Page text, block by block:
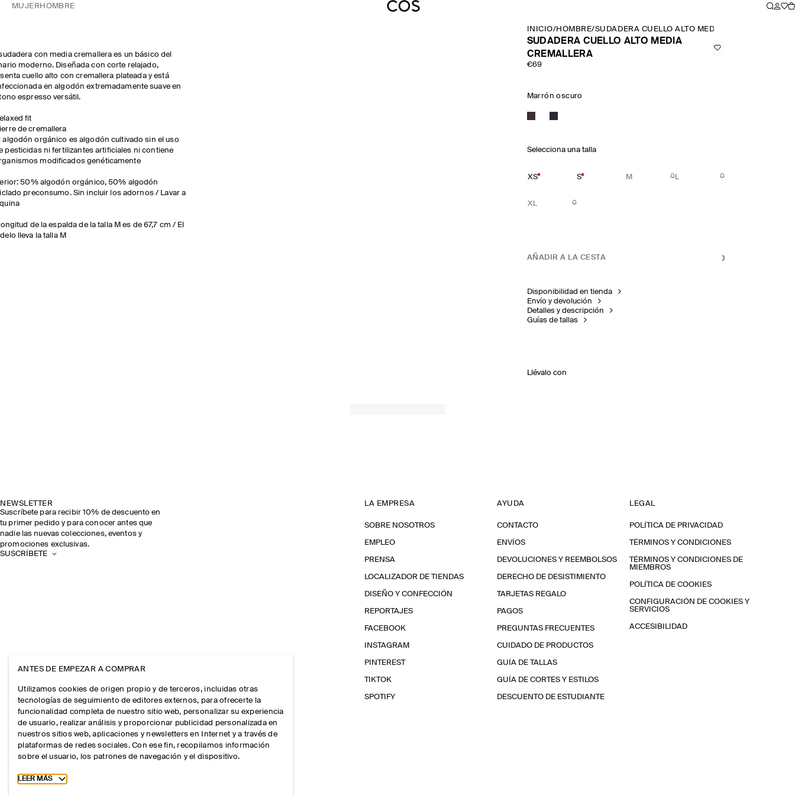
MUJER HOMBRE
con media cremallera es un básico del
moderno. Diseñada con corte relajado,
cuello alto con cremallera plateada y está
en algodón extremadamente suave en
espresso versátil.
fit
de cremallera
algodón orgánico es algodón cultivado sin el uso
pesticidas ni fertilizantes artificiales ni contiene
modificados genéticamente
50% algodón orgánico, 50% algodón
preconsumo. Sin incluir los adornos / Lavar a
de la espalda de la talla M es de 67,7 cm / El
lleva la talla M
INICIO/HOMBRE/SUDADERA CUELLO ALTO MEDIA CREMALLERA
SUDADERA CUELLO ALTO MEDIA
CREMALLERA
€69
Marrón oscuro
Selecciona una talla
XS S M L
XL
AÑADIR A LA CESTA
Disponibilidad en tienda
Envío y devolución
Detalles y descripción
Guías de tallas
Llévalo con
NEWSLETTER
Suscríbete para recibir 10% de descuento en
tu primer pedido y para conocer antes que
nadie las nuevas colecciones, eventos y
promociones exclusivas.
SUSCRÍBETE
LA EMPRESA
SOBRE NOSOTROS
EMPLEO
PRENSA
LOCALIZADOR DE TIENDAS
DISEÑO Y CONFECCIÓN
REPORTAJES
FACEBOOK
INSTAGRAM
PINTEREST
TIKTOK
SPOTIFY
AYUDA
CONTACTO
ENVÍOS
DEVOLUCIONES Y REEMBOLSOS
DERECHO DE DESISTIMIENTO
TARJETAS REGALO
PAGOS
PREGUNTAS FRECUENTES
CUIDADO DE PRODUCTOS
GUÍA DE TALLAS
GUÍA DE CORTES Y ESTILOS
DESCUENTO DE ESTUDIANTE
LEGAL
POLÍTICA DE PRIVACIDAD
TÉRMINOS Y CONDICIONES
TÉRMINOS Y CONDICIONES DE
MIEMBROS
POLÍTICA DE COOKIES
CONFIGURACIÓN DE COOKIES Y
SERVICIOS
ACCESIBILIDAD
ANTES DE EMPEZAR A COMPRAR
Utilizamos cookies de origen propio y de terceros, incluidas otras
tecnologías de seguimiento de editores externos, para ofrecerte la
funcionalidad completa de nuestro sitio web, personalizar su experiencia
de usuario, realizar análisis y proporcionar publicidad personalizada en
nuestros sitios web, aplicaciones y newsletters en Internet y a través de
plataformas de redes sociales. Con ese fin, recopilamos información
sobre el usuario, los patrones de navegación y el dispositivo.
Toggle more cookie information
LEER MÁS